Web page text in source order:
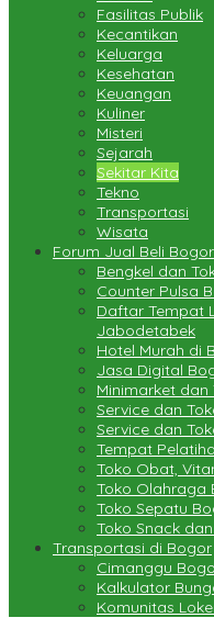
Fasilitas Publik
Kecantikan
Keluarga
Kesehatan
Keuangan
Kuliner
Misteri
Sejarah
Sekitar Kita
Tekno
Transportasi
Wisata
Forum Jual Beli Bogor
Bengkel dan
Counter Pulsa
Daftar Tempat
Jabodetabek
Hotel Murah di
Jasa Digital
Minimarket
Service dan
Service dan
Tempat
Toko Obat,
Toko Olahraga
Toko Sepatu
Toko Snack
Transportasi di Bogor
Cimanggu
Kalkulator
Komunitas